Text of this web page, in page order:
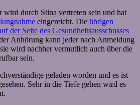
wird durch Stina vertreten sein und hat
eingereicht. Die übrigen
der Seite des Gesundheitsausschusses
Anhörung kann jeder nach Anmeldung
wird nachher vermutlich auch über die
sein.
geladen worden und es ist
Sehr in die Tiefe gehen wird es